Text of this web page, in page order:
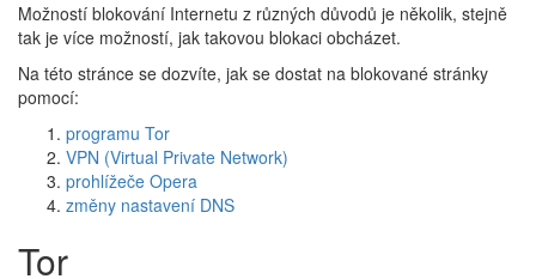
Možností blokování Internetu z různých důvodů je několik, stejně
tak je více možností, jak takovou blokaci obcházet.
Na této stránce se dozvíte, jak se dostat na blokované stránky
pomocí:
programu Tor
VPN (Virtual Private Network)
prohlížeče Opera
změny nastavení DNS
Tor